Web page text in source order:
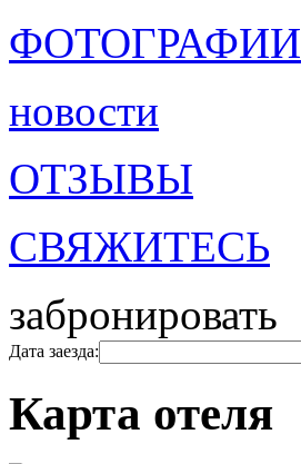
ФОТОГРАФИИ
новости
ОТЗЫВЫ
СВЯЖИТЕСЬ
забронировать
Дата заезда:
Карта отеля